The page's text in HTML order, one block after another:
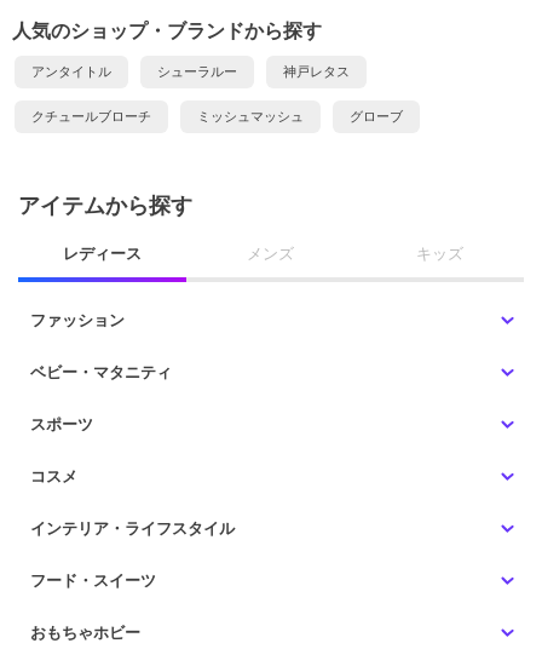
人気のショップ・ブランドから探す
アンタイトル シューラルー 神戸レタス
クチュールブローチ ミッシュマッシュ グローブ
アイテムから探す
レディース メンズ キッズ
ファッション
ベビー・マタニティ
スポーツ
コスメ
インテリア・ライフスタイル
フード・スイーツ
おもちゃホビー